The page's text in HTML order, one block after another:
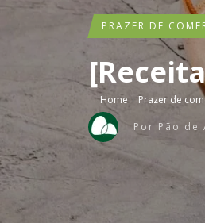
PRAZER DE
Home › Prazer de
Por Pão de